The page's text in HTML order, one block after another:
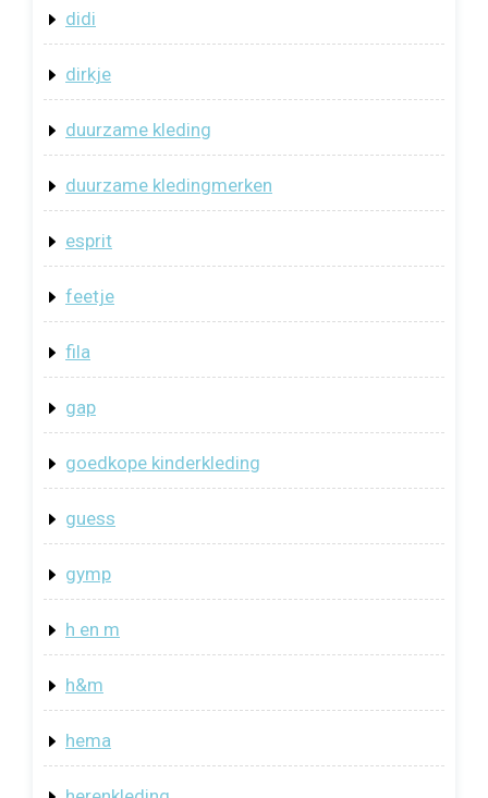
didi
dirkje
duurzame kleding
duurzame kledingmerken
esprit
feetje
fila
gap
goedkope kinderkleding
guess
gymp
h en m
h&m
hema